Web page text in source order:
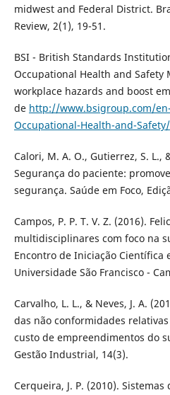
midwest and Federal District.
Review, 2(1), 19-51.
BSI - British Standards
Occupational Health and Safety
workplace hazards and boost
de http://www.bsigroup.com/en-
Occupational-Health-and-Safety/
Calori, M. A. O., Gutierrez, S. L.,
Segurança do paciente:
segurança. Saúde em Foco,
Campos, P. P. T. V. Z. (2016).
multidisciplinares com foco na
Encontro de Iniciação Científica
Universidade São Francisco -
Carvalho, L. L., & Neves, J. A.
das não conformidades
custo de empreendimentos do
Gestão Industrial, 14(3).
Cerqueira, J. P. (2010).